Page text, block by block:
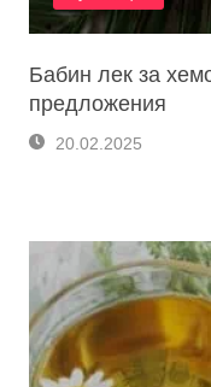
Бабин лек за
предложения
20.02.2025